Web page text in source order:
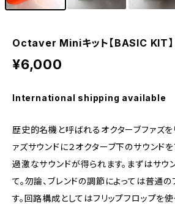
Octaver Miniキット【BASIC KIT】
¥6,000
International shipping available
歴史的名機と呼ばれるオクターブファズを
ァズサウンドに２オクターブ下のサウンド
過激なサウンドが得られます。まずはサウ
て。勿論、ブレンドの調節によっては普通
す。回路構成としてはフリップフロップを